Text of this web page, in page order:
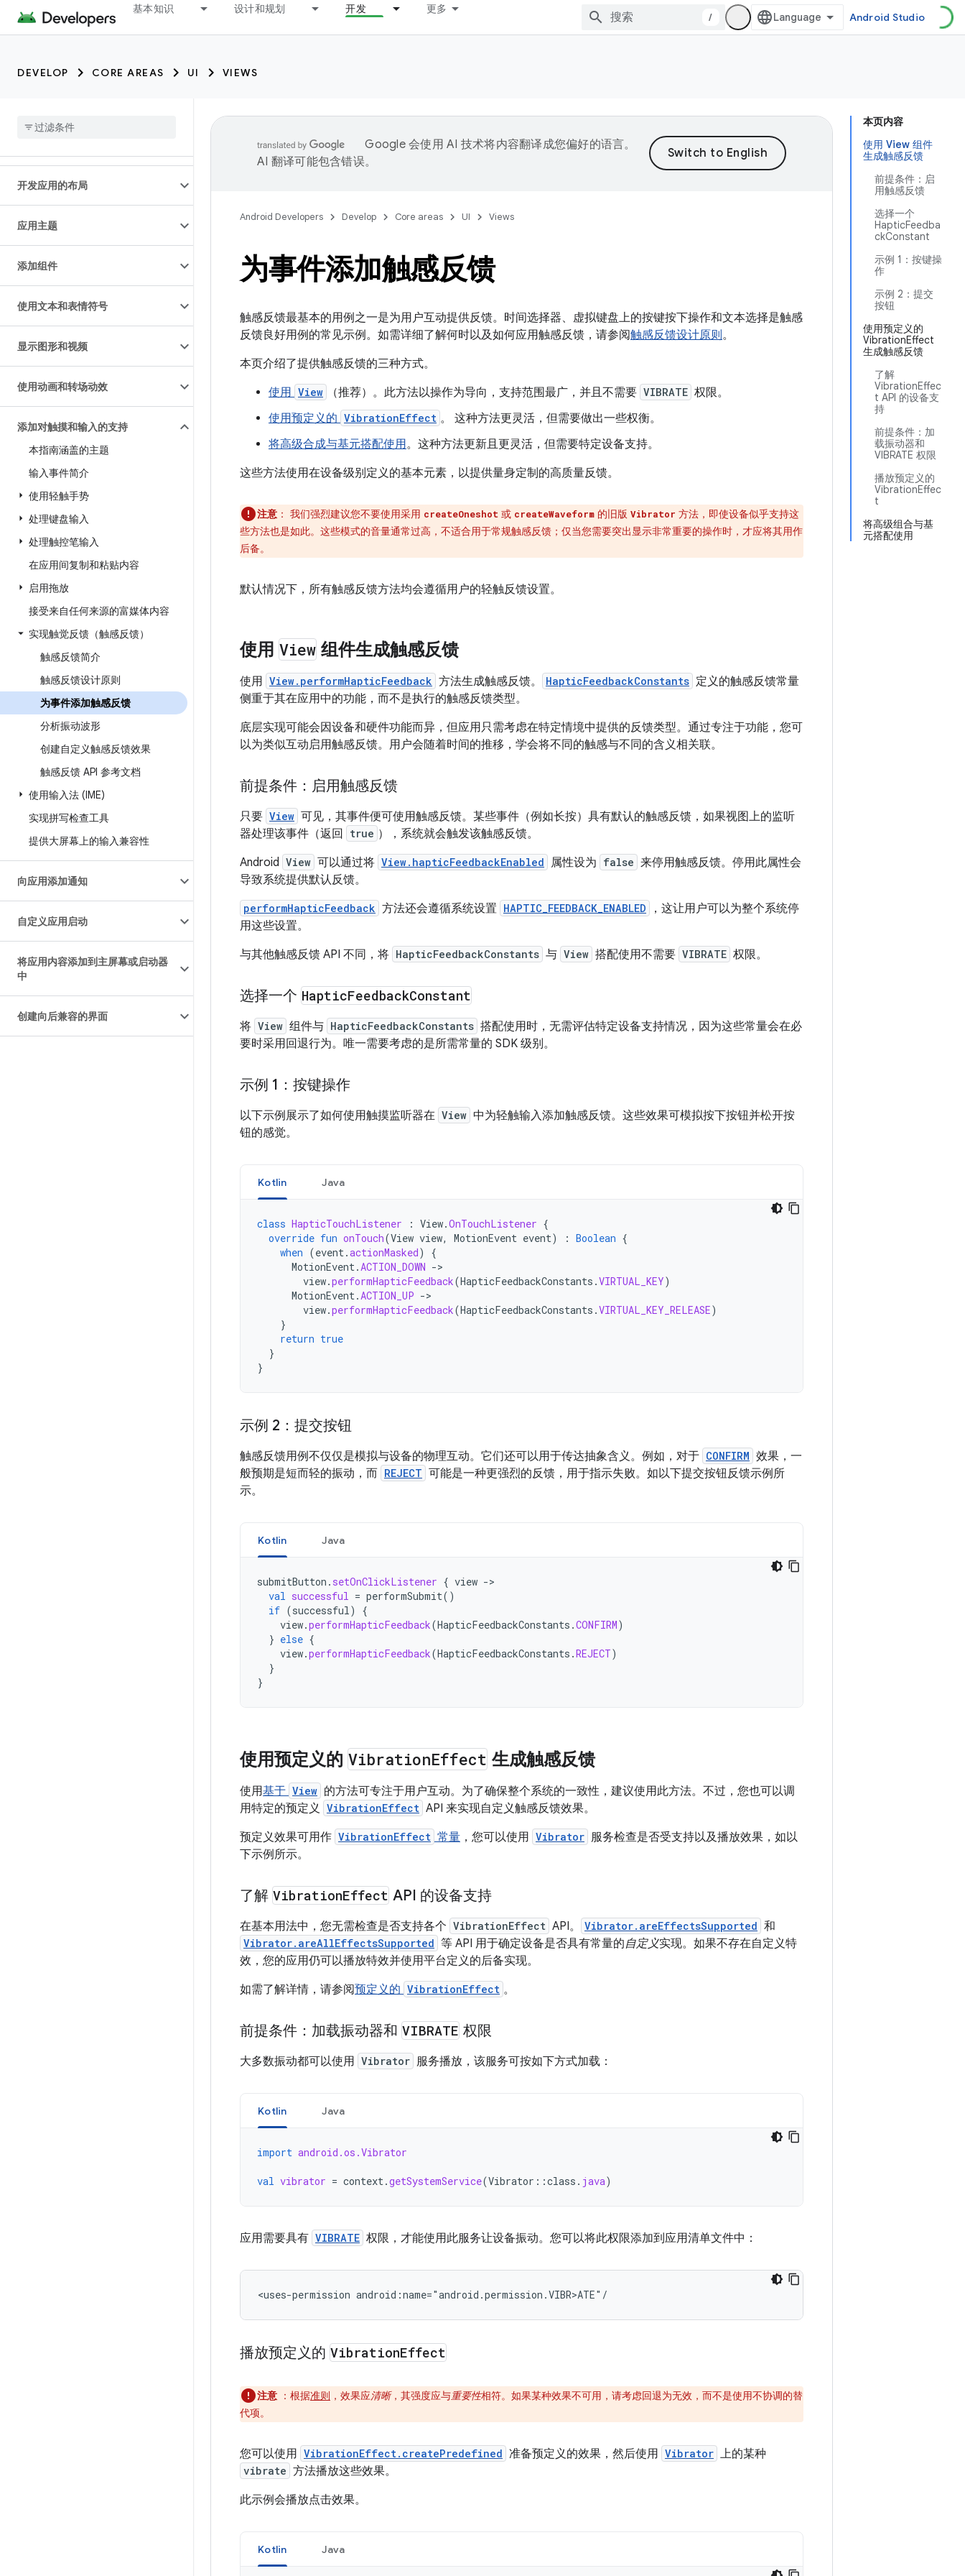
基本知识 设计和规划 开发 更多
/ Android Studio
DEVELOP CORE AREAS UI VIEWS
开发应用的布局
应用主题
添加组件
使用文本和表情符号
显示图形和视频
使用动画和转场动效
添加对触摸和输入的支持
本指南涵盖的主题
输入事件简介
使用轻触手势
处理键盘输入
处理触控笔输入
在应用间复制和粘贴内容
启用拖放
接受来自任何来源的富媒体内容
实现触觉反馈（触感反馈）
触感反馈简介
触感反馈设计原则
为事件添加触感反馈
分析振动波形
创建自定义触感反馈效果
触感反馈 API 参考文档
使用输入法 (IME)
实现拼写检查工具
提供大屏幕上的输入兼容性
向应用添加通知
自定义应用启动
将应用内容添加到主屏幕或启动器
中
创建向后兼容的界面
本页内容
使用 View 组件
生成触感反馈
前提条件：启
用触感反馈
选择一个
HapticFeedba
ckConstant
示例 1：按键操
作
示例 2：提交
按钮
使用预定义的
VibrationEffect
生成触感反馈
了解
VibrationEffec
t API 的设备支
持
前提条件：加
载振动器和
VIBRATE 权限
播放预定义的
VibrationEffec
t
将高级组合与基
元搭配使用
Google 会使用 AI 技术将内容翻译成您偏好的语言。
AI 翻译可能包含错误。
Android Developers Develop Core areas UI Views
为事件添加触感反馈
触感反馈最基本的用例之一是为用户互动提供反馈。时间选择器、虚拟键盘上的按键按下操作和文本选择是触感
反馈良好用例的常见示例。如需详细了解何时以及如何应用触感反馈，请参阅触感反馈设计原则。
本页介绍了提供触感反馈的三种方式。
使用 View （推荐） 。此方法以操作为导向，支持范围最广，并且不需要 VIBRATE 权限。
使用预定义的 VibrationEffect 。 这种方法更灵活，但需要做出一些权衡。
将高级合成与基元搭配使用。这种方法更新且更灵活，但需要特定设备支持。
这些方法使用在设备级别定义的基本元素，以提供量身定制的高质量反馈。
注意 ： 我们强烈建议您不要使用采用 createOneshot 或 createWaveform 的旧版 Vibrator 方法，即使设备似乎支持这
些方法也是如此。这些模式的音量通常过高，不适合用于常规触感反馈；仅当您需要突出显示非常重要的操作时，才应将其用作
后备。
默认情况下，所有触感反馈方法均会遵循用户的轻触反馈设置。
使用 View 组件生成触感反馈
使用 View.performHapticFeedback 方法生成触感反馈。 HapticFeedbackConstants 定义的触感反馈常量
侧重于其在应用中的功能，而不是执行的触感反馈类型。
底层实现可能会因设备和硬件功能而异，但应用只需考虑在特定情境中提供的反馈类型。通过专注于功能，您可
以为类似互动启用触感反馈。用户会随着时间的推移，学会将不同的触感与不同的含义相关联。
前提条件：启用触感反馈
只要 View 可见，其事件便可使用触感反馈。某些事件（例如长按）具有默认的触感反馈，如果视图上的监听
器处理该事件（返回
true ），系统就会触发该触感反馈。
Android View 可以通过将 View.hapticFeedbackEnabled 属性设为 false 来停用触感反馈。停用此属性会
导致系统提供默认反馈。
performHapticFeedback 方法还会遵循系统设置 HAPTIC_FEEDBACK_ENABLED
，这让用户可以为整个系统停
用这些设置。
与其他触感反馈 API 不同，将 HapticFeedbackConstants 与 View 搭配使用不需要 VIBRATE 权限。
选择一个 HapticFeedbackConstant
将 View 组件与 HapticFeedbackConstants 搭配使用时，无需评估特定设备支持情况，因为这些常量会在必
要时采用回退行为。唯一需要考虑的是所需常量的 SDK 级别。
示例 1：按键操作
以下示例展示了如何使用触摸监听器在 View 中为轻触输入添加触感反馈。这些效果可模拟按下按钮并松开按
钮的感觉。
Kotlin Java
class HapticTouchListener : View.OnTouchListener {
override fun onTouch(View view, MotionEvent event) : Boolean {
when (event.actionMasked)
{
MotionEvent.ACTION_DOWN ->
view.performHapticFeedback(HapticFeedbackConstants .VIRTUAL_KEY)
MotionEvent.ACTION_UP ->
view.performHapticFeedback(HapticFeedbackConstants .VIRTUAL_KEY_RELEASE)
}
return true
}
}
示例 2：提交按钮
触感反馈用例不仅仅是模拟与设备的物理互动。它们还可以用于传达抽象含义。例如，对于 CONFIRM 效果，一
般预期是短而轻的振动，而 REJECT 可能是一种更强烈的反馈，用于指示失败。如以下提交按钮反馈示例所
示。
Kotlin Java
submitButton . setOnClickListener { view ->
val successful = performSubmit()
if (successful)
{
view.performHapticFeedback(HapticFeedbackConstants .CONFIRM)
} else {
view.performHapticFeedback(HapticFeedbackConstants .REJECT)
}
}
使用预定义的 VibrationEffect 生成触感反馈
使用基于 View 的方法可专注于用户互动。为了确保整个系统的一致性，建议使用此方法。不过，您也可以调
用特定的预定义 VibrationEffect API 来实现自定义触感反馈效果。
预定义效果可用作 VibrationEffect 常量 ，您可以使用 Vibrator 服务检查是否受支持以及播放效果，如以
下示例所示。
了解 VibrationEffect API 的设备支持
在基本用法中，您无需检查是否支持各个 VibrationEffect API。 Vibrator.areEffectsSupported 和
Vibrator.areAllEffectsSupported 等 API 用于确定设备是否具有常量的自定义实现。如果不存在自定义特
效，您的应用仍可以播放特效并使用平台定义的后备实现。
如需了解详情，请参阅预定义的 VibrationEffect 。
前提条件：加载振动器和 VIBRATE 权限
大多数振动都可以使用 Vibrator 服务播放，该服务可按如下方式加载：
Kotlin Java
import android.os.Vibrator
val vibrator = context.getSystemService(Vibrator ::class . java)
应用需要具有 VIBRATE 权限，才能使用此服务让设备振动。您可以将此权限添加到应用清单文件中：
<uses-permission android:name="android.permission.VIBR>A
播放预定义的 VibrationEffect
注意 ：根据准则 ，效果应清晰，其强度应与重要性相符。如果某种效果不可用，请考虑回退为无效，而不是使用不协调的替
代项。
您可以使用 VibrationEffect.createPredefined 准备预定义的效果，然后使用 Vibrator 上的某种
vibrate 方法播放这些效果。
此示例会播放点击效果。
Kotlin Java